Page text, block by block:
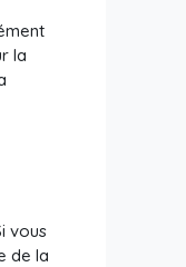
la
vous
de la